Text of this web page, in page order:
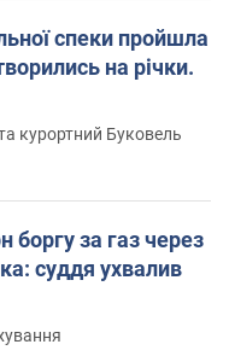
спеки пройшла
на річки.
курортний Буковель
боргу за газ через
суддя ухвалив